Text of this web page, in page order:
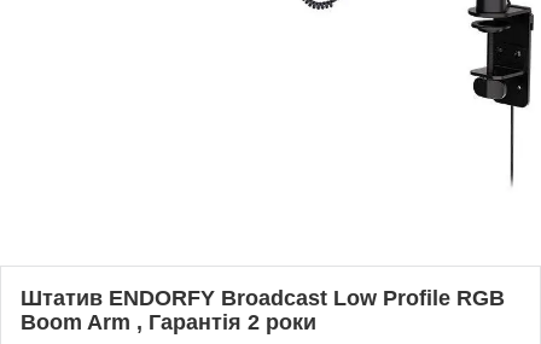
Штатив ENDORFY Broadcast Low Profile RGB
Boom Arm , Гарантія 2 роки